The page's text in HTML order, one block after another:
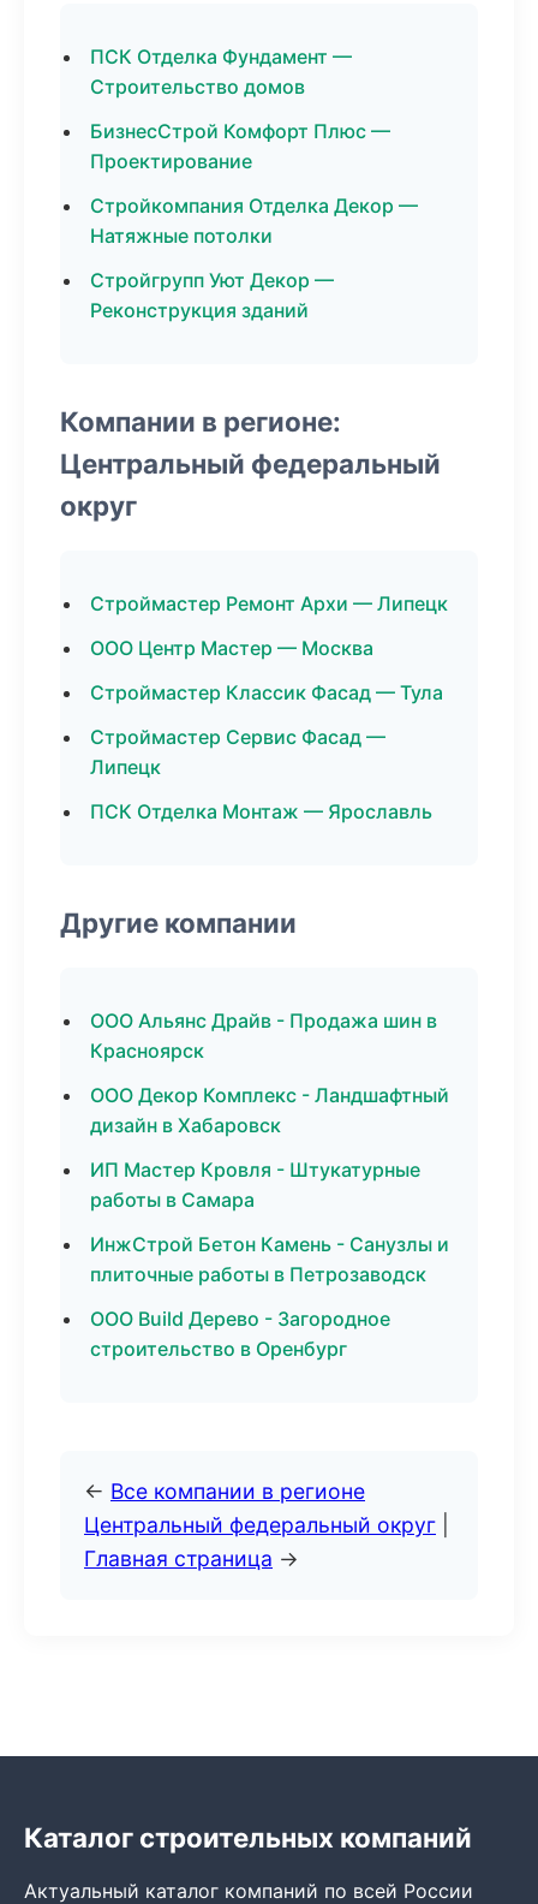
ПСК Отделка Фундамент —
Строительство домов
БизнесСтрой Комфорт Плюс —
Проектирование
Стройкомпания Отделка Декор —
Натяжные потолки
Стройгрупп Уют Декор —
Реконструкция зданий
Компании в регионе:
Центральный федеральный
округ
Строймастер Ремонт Архи — Липецк
ООО Центр Мастер — Москва
Строймастер Классик Фасад — Тула
Строймастер Сервис Фасад —
Липецк
ПСК Отделка Монтаж — Ярославль
Другие компании
ООО Альянс Драйв - Продажа шин в
Красноярск
ООО Декор Комплекс - Ландшафтный
дизайн в Хабаровск
ИП Мастер Кровля - Штукатурные
работы в Самара
ИнжСтрой Бетон Камень - Санузлы и
плиточные работы в Петрозаводск
ООО Build Дерево - Загородное
строительство в Оренбург
← Все компании в регионе
Центральный федеральный округ
Главная страница →
Каталог строительных компаний
Актуальный каталог компаний по всей России